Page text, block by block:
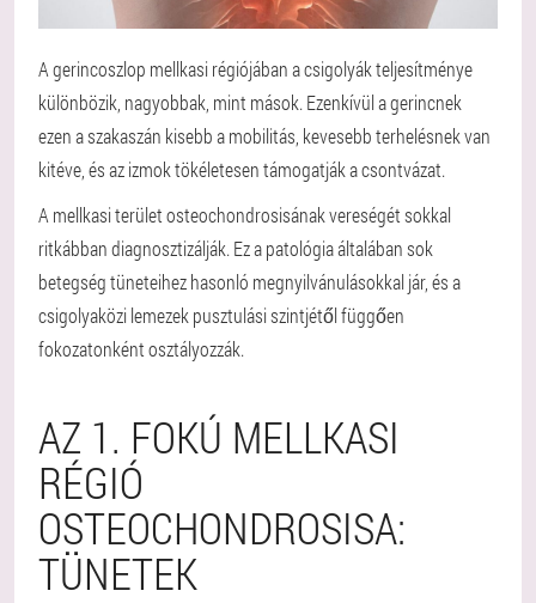
A gerincoszlop mellkasi régiójában a csigolyák teljesítménye
különbözik, nagyobbak, mint mások. Ezenkívül a gerincnek
ezen a szakaszán kisebb a mobilitás, kevesebb terhelésnek van
kitéve, és az izmok tökéletesen támogatják a csontvázat.
A mellkasi terület osteochondrosisának vereségét sokkal
ritkábban diagnosztizálják. Ez a patológia általában sok
betegség tüneteihez hasonló megnyilvánulásokkal jár, és a
csigolyaközi lemezek pusztulási szintjétől függően
fokozatonként osztályozzák.
AZ 1. FOKÚ MELLKASI
RÉGIÓ
OSTEOCHONDROSISA:
TÜNETEK